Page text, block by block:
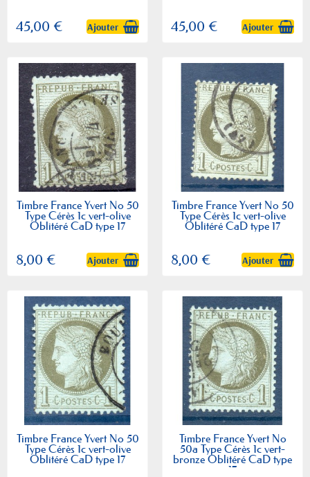
45,00 € Ajouter 45,00 € Ajouter
Timbre France Yvert No 50
Type Cérès 1c vert-olive
Oblitéré CaD type 17
8,00 € Ajouter
Timbre France Yvert No 50
Type Cérès 1c vert-olive
Oblitéré CaD type 17
8,00 € Ajouter
Timbre France Yvert No 50
Type Cérès 1c vert-olive
Oblitéré CaD type 17
Timbre France Yvert No
50a Type Cérès 1c vert-
bronze Oblitéré CaD type
17